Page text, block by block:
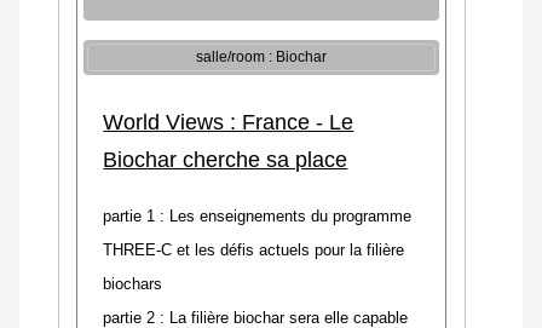
salle/room : Biochar
World Views : France - Le
Biochar cherche sa place
partie 1 : Les enseignements du programme
THREE-C et les défis actuels pour la filière
biochars
partie 2 : La filière biochar sera elle capable